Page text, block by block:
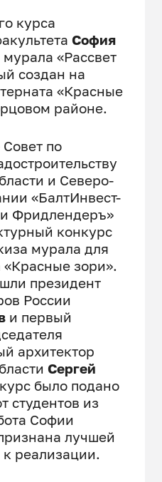
курса
София
мурала «Рассвет
создан на
«Красные
районе.
по
и Северо-
«БалтИнвест-
Фридлендеръ»
конкурс
мурала для
зори».
президент
России
и первый
архитектор
Сергей
было подано
студентов из
Софии
лучшей
реализации.